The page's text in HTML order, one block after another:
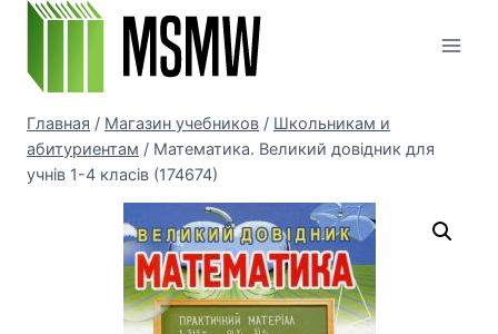
Перейти
содержимому
Главная / Магазин учебников / Школьникам и
абитуриентам / Математика. Великий довідник для
учнів 1-4 класів (174674)